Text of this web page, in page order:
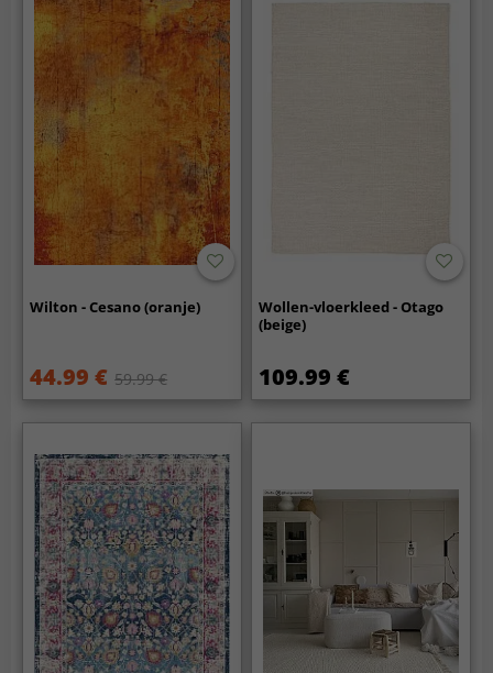
Wilton - Cesano (oranje)
44.99 € 59.99 €
Wollen-vloerkleed - Otago
(beige)
109.99 €